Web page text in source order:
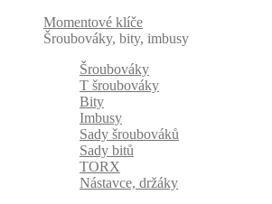
Momentové klíče
Šroubováky, bity, imbusy
Šroubováky
T šroubováky
Bity
Imbusy
Sady šroubováků
Sady bitů
TORX
Nástavce, držáky